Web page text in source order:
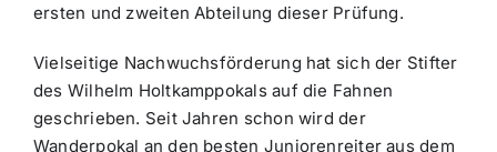
ersten und zweiten Abteilung dieser Prüfung.
Vielseitige Nachwuchsförderung hat sich der Stifter
des Wilhelm Holtkamppokals auf die Fahnen
geschrieben. Seit Jahren schon wird der
Wanderpokal an den besten Juniorenreiter aus dem